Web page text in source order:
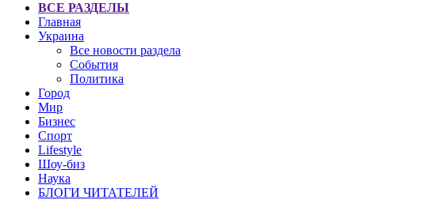
ВСЕ РАЗДЕЛЫ
Главная
Украина
Все новости раздела
События
Политика
Город
Мир
Бизнес
Спорт
Lifestyle
Шоу-биз
Наука
БЛОГИ ЧИТАТЕЛЕЙ